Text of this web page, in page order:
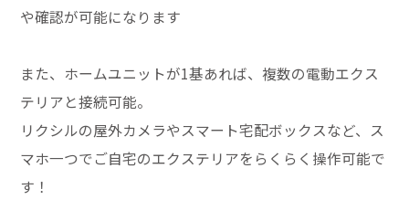
や確認が可能になります
また、ホームユニットが1基あれば、複数の電動エクス
テリアと接続可能。
リクシルの屋外カメラやスマート宅配ボックスなど、ス
マホ一つでご自宅のエクステリアをらくらく操作可能で
す！